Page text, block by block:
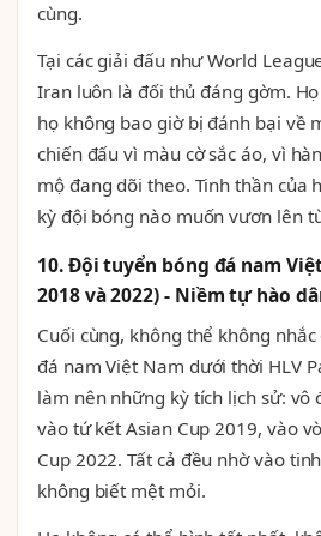
cùng.
Tại các giải đấu như World
Iran luôn là đối thủ đáng gờm.
họ không bao giờ bị đánh bại về
chiến đấu vì màu cờ sắc áo, vì
mộ đang dõi theo. Tinh thần của
kỳ đội bóng nào muốn vươn lên
10. Đội tuyển bóng đá nam
2018 và 2022) - Niềm tự hào
Cuối cùng, không thể không
đá nam Việt Nam dưới thời HLV
làm nên những kỳ tích lịch sử: vô
vào tứ kết Asian Cup 2019, vào
Cup 2022. Tất cả đều nhờ vào
không biết mệt mỏi.